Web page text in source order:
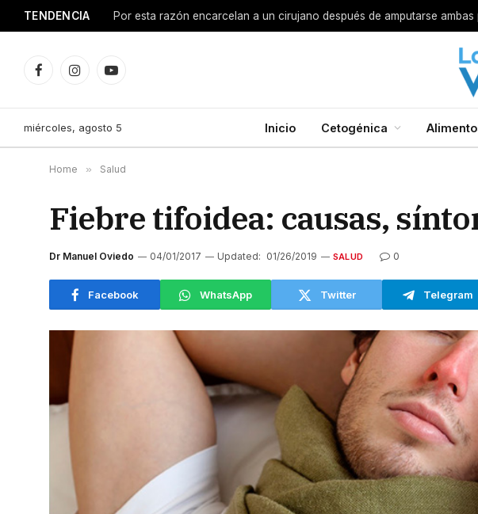
TENDENCIA
FacebookInstagramYouTube
miércoles, agosto 5 Inicio Cetogénica
Home » Salud
Fiebre tifoidea: causas,
Dr Manuel Oviedo 04/01/2017 Updated: 01/26/2019 SALUD 0
Facebook WhatsApp Twitter Telegram